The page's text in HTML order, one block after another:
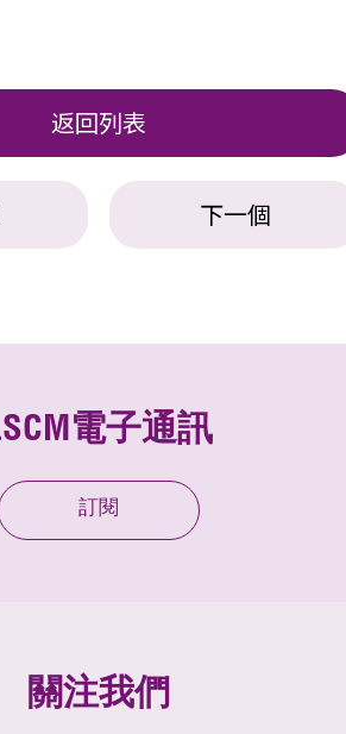
返回列表
下一個
電子通訊
訂閱
關注我們